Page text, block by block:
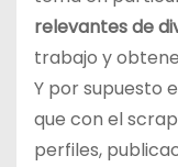
relevantes de
trabajo y
Y por supuesto
que con el
perfiles,